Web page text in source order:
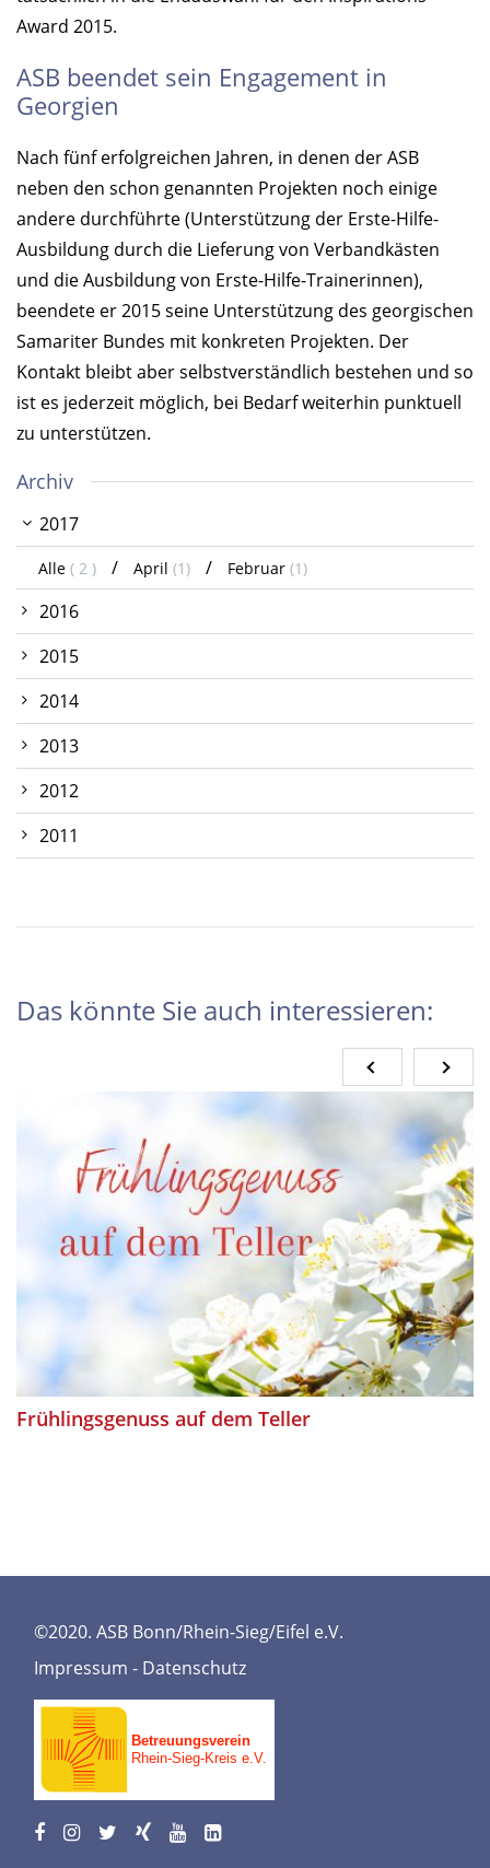
Award 2015.
ASB beendet sein Engagement in
Georgien
Nach fünf erfolgreichen Jahren, in denen der ASB
neben den schon genannten Projekten noch einige
andere durchführte (Unterstützung der Erste-Hilfe-
Ausbildung durch die Lieferung von Verbandkästen
und die Ausbildung von Erste-Hilfe-Trainerinnen),
beendete er 2015 seine Unterstützung des georgischen
Samariter Bundes mit konkreten Projekten. Der
Kontakt bleibt aber selbstverständlich bestehen und so
ist es jederzeit möglich, bei Bedarf weiterhin punktuell
zu unterstützen.
Archiv
2017
Alle ( 2 ) April (1) Februar (1)
2016
2015
2014
2013
2012
2011
Das könnte Sie auch interessieren:
Frühlingsgenuss auf dem Teller
©2020. ASB Bonn/Rhein-Sieg/Eifel e.V.
Impressum - Datenschutz